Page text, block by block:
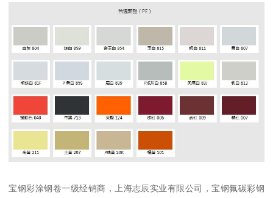
宝钢彩涂钢卷一级经销商，上海志辰实业有限公司，宝钢氟碳彩钢